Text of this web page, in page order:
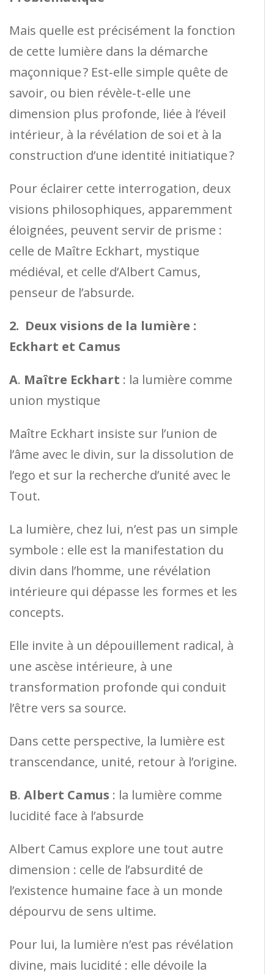
Mais quelle est précisément la fonction
de cette lumière dans la démarche
maçonnique ? Est‑elle simple quête de
savoir, ou bien révèle‑t‑elle une
dimension plus profonde, liée à l’éveil
intérieur, à la révélation de soi et à la
construction d’une identité initiatique ?
Pour éclairer cette interrogation, deux
visions philosophiques, apparemment
éloignées, peuvent servir de prisme :
celle de Maître Eckhart, mystique
médiéval, et celle d’Albert Camus,
penseur de l’absurde.
2. Deux visions de la lumière :
Eckhart et Camus
A. Maître Eckhart : la lumière comme
union mystique
Maître Eckhart insiste sur l’union de
l’âme avec le divin, sur la dissolution de
l’ego et sur la recherche d’unité avec le
Tout.
La lumière, chez lui, n’est pas un simple
symbole : elle est la manifestation du
divin dans l’homme, une révélation
intérieure qui dépasse les formes et les
concepts.
Elle invite à un dépouillement radical, à
une ascèse intérieure, à une
transformation profonde qui conduit
l’être vers sa source.
Dans cette perspective, la lumière est
transcendance, unité, retour à l’origine.
B. Albert Camus : la lumière comme
lucidité face à l’absurde
Albert Camus explore une tout autre
dimension : celle de l’absurdité de
l’existence humaine face à un monde
dépourvu de sens ultime.
Pour lui, la lumière n’est pas révélation
divine, mais lucidité : elle dévoile la